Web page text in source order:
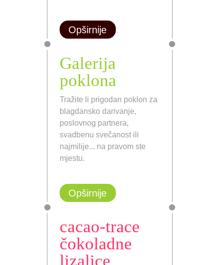
Opširnije
Galerija
poklona
Tražite li prigodan poklon za
blagdansko darivanje,
poslovnog partnera,
svadbenu svečanost ili
najmilije... na pravom ste
mjestu.
Opširnije
cacao-trace
čokoladne
lizalice